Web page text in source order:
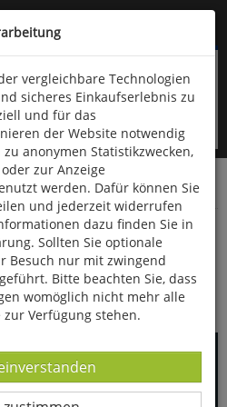
überspringen
9323-960
Spiel & Spaß Puzzle
»Hühnerhaufen«
vergleichbare Technologien
sicheres Einkaufserlebnis zu
und für das
der Website notwendig
anonymen Statistikzwecken,
zur Anzeige
werden. Dafür können Sie
und jederzeit widerrufen
dazu finden Sie in
Sollten Sie optionale
Besuch nur mit zwingend
Bitte beachten Sie, dass
womöglich nicht mehr alle
Verfügung stehen.
-